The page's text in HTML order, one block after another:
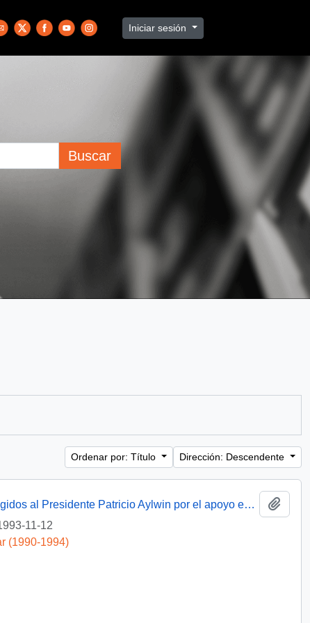
Iniciar sesión
Buscar
Ordenar por: Título Dirección: Descendente
[Agradecimientos del Obispo de Talca dirigidos al Presidente Patricio Aylwin por el apoyo en la reconstrucción de la Iglesia Matriz de Curicó]
11-12
(1990-1994)